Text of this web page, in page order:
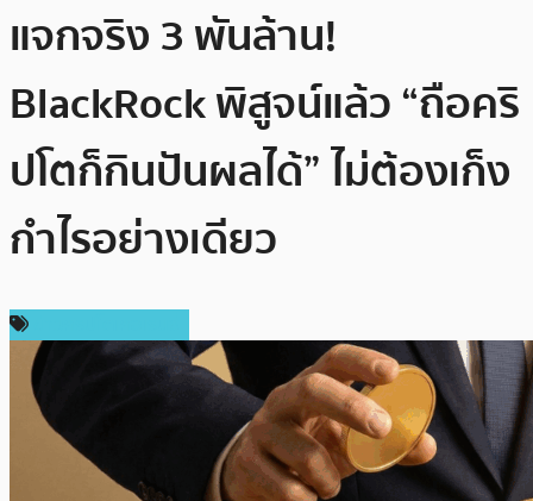
แจกจริง 3 พันล้าน!
BlackRock พิสูจน์แล้ว “ถือคริ
ปโตก็กินปันผลได้” ไม่ต้องเก็ง
กำไรอย่างเดียว